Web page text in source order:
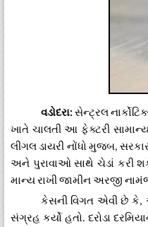
વડોદરા: સેન્ટ્રલ
ખાતે ચાલતી આ ફેક્ટરી
લીગલ ડાયરી નોંધો મુજબ,
અને પુરાવાઓ સાથે ચેડાં કરી
માન્યરાખીજામીનઅરજી
કેસની વિગત એવી છે કે,
સંગ્રહ કર્યો હતો.દરોડા